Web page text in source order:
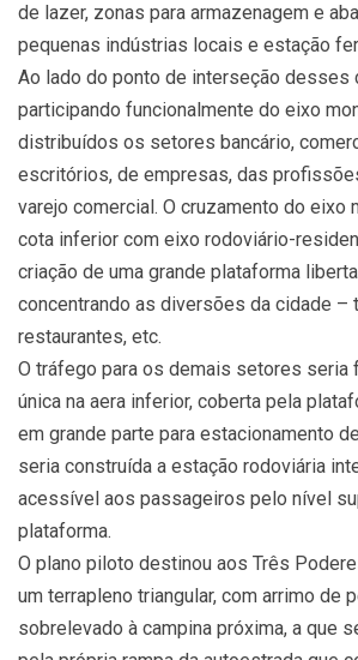
de lazer, zonas para armazenagem e
pequenas indústrias locais e estação
Ao lado do ponto de interseção desses
participando funcionalmente do eixo
distribuídos os setores bancário,
escritórios, de empresas, das
varejo comercial. O cruzamento do eixo
cota inferior com eixo rodoviário-
criação de uma grande plataforma
concentrando as diversões da cidade –
restaurantes, etc.
O tráfego para os demais setores seria
única na aera inferior, coberta pela
em grande parte para estacionamento
seria construída a estação rodoviária
acessível aos passageiros pelo nível
plataforma.
O plano piloto destinou aos Três
um terrapleno triangular, com arrimo de
sobrelevado à campina próxima, a que